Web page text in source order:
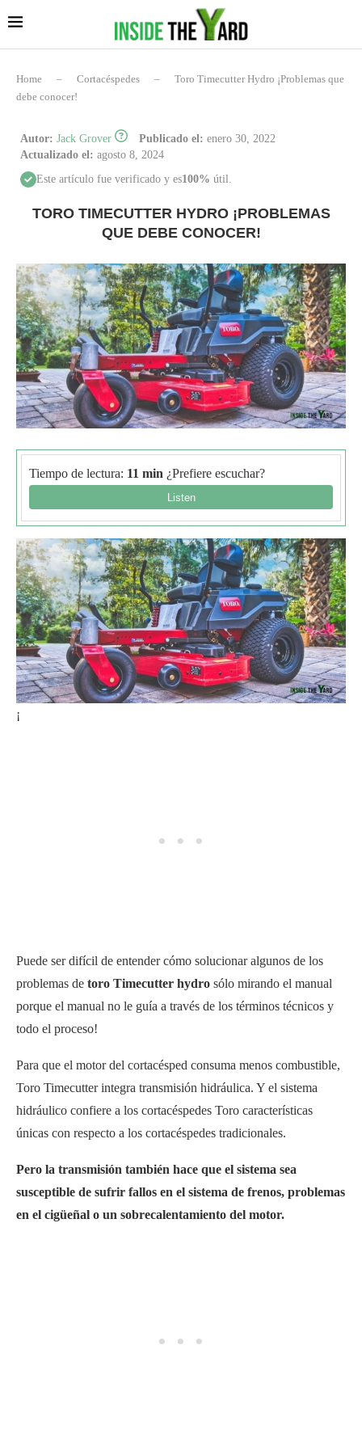
Home – Cortacéspedes –
Toro Timecutter Hydro ¡Problemas que
debe conocer!
Autor: Jack Grover Publicado el: enero 30, 2022
Actualizado el: agosto 8, 2024
Este artículo fue verificado y es100% útil.
TORO TIMECUTTER HYDRO ¡PROBLEMAS
QUE DEBE CONOCER!
Tiempo de lectura: 11 min ¿Prefiere escuchar?
¡
Puede ser difícil de entender cómo solucionar algunos de los
problemas de toro Timecutter hydro sólo mirando el manual
porque el manual no le guía a través de los términos técnicos y
todo el proceso!
Para que el motor del cortacésped consuma menos combustible,
Toro Timecutter integra transmisión hidráulica. Y el sistema
hidráulico confiere a los cortacéspedes Toro características
únicas con respecto a los cortacéspedes tradicionales.
Pero la transmisión también hace que el sistema sea
susceptible de sufrir fallos en el sistema de frenos, problemas
en el cigüeñal o un sobrecalentamiento del motor.